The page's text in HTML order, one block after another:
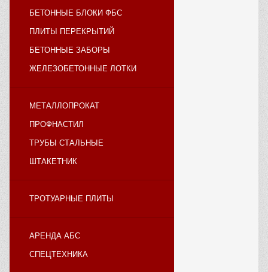
БЕТОННЫЕ БЛОКИ ФБС
ПЛИТЫ ПЕРЕКРЫТИЙ
БЕТОННЫЕ ЗАБОРЫ
ЖЕЛЕЗОБЕТОННЫЕ ЛОТКИ
МЕТАЛЛОПРОКАТ
ПРОФНАСТИЛ
ТРУБЫ СТАЛЬНЫЕ
ШТАКЕТНИК
ТРОТУАРНЫЕ ПЛИТЫ
АРЕНДА АБС
СПЕЦТЕХНИКА